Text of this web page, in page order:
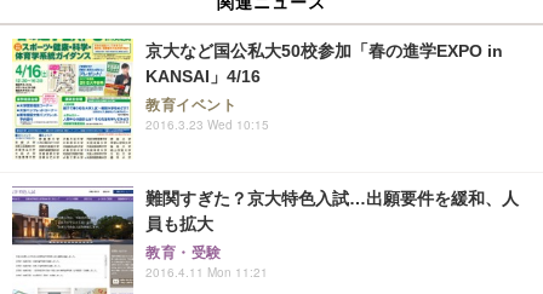
京大など国公私大50校参加「春の進学EXPO in
KANSAI」4/16
教育イベント
2016.3.23 Wed 10:15
難関すぎた？京大特色入試…出願要件を緩和、人
員も拡大
教育・受験
2016.4.11 Mon 11:21